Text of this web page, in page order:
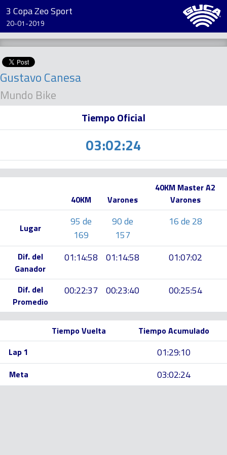
3 Copa Zeo Sport
20-01-2019
Gustavo Canesa
Mundo Bike
Tiempo Oficial
03:02:24
40KM Varones
40KM Master A2
Varones
Lugar
95 de
169
90 de
157
16 de 28
Dif. del
Ganador
01:14:58 01:14:58 01:07:02
Dif. del
Promedio
00:22:37 00:23:40 00:25:54
Tiempo Vuelta
Tiempo Acumulado
Lap 1
01:29:10
Meta 03:02:24